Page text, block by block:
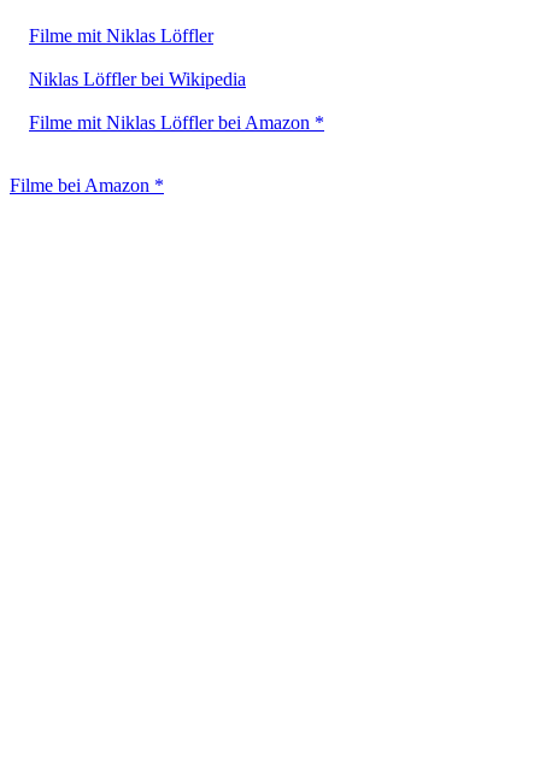
Filme mit Niklas Löffler
Niklas Löffler bei Wikipedia
Filme mit Niklas Löffler bei Amazon *
Filme bei Amazon *